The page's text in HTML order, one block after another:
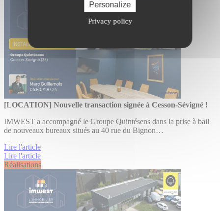
Personalize
Privacy policy
[LOCATION] Nouvelle transaction signée à Cesson-Sévigné !
IMWEST a accompagné le Groupe Quintésens dans la prise à bail
de nouveaux bureaux situés au 40 rue du Bignon…
Lire l'article
Lire l'article
Réalisations